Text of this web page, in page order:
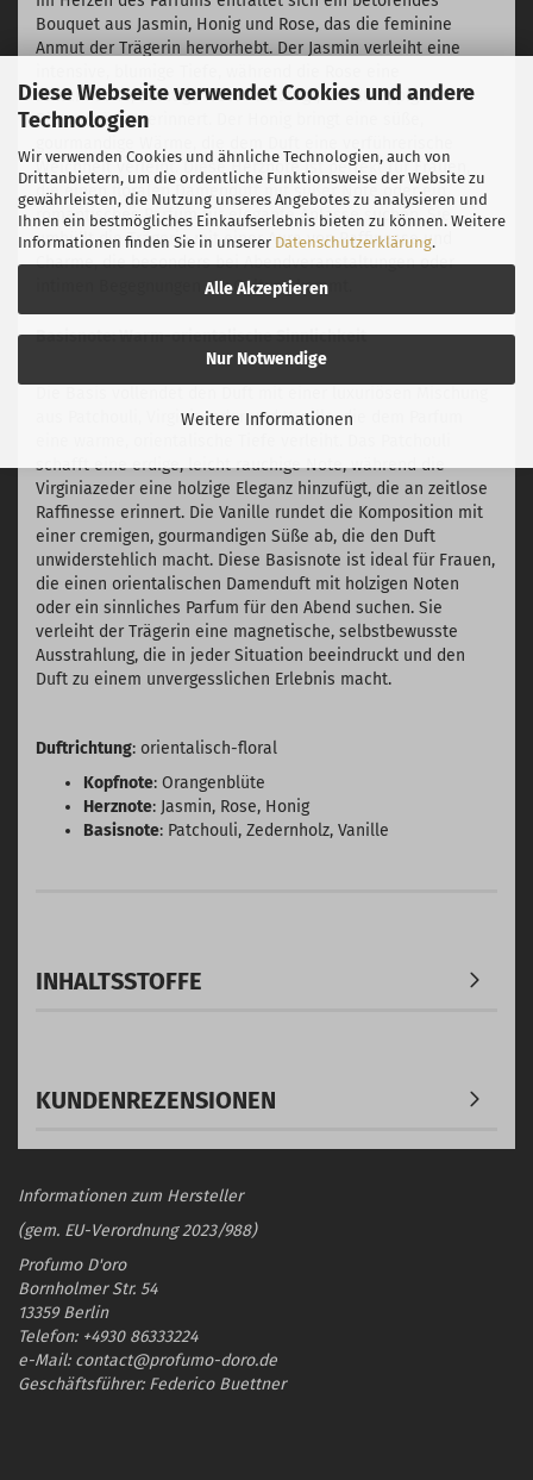
Diese Webseite verwendet Cookies und andere
Technologien
Wir verwenden Cookies und ähnliche Technologien, auch von
Drittanbietern, um die ordentliche Funktionsweise der Website zu
gewährleisten, die Nutzung unseres Angebotes zu analysieren und
Ihnen ein bestmögliches Einkaufserlebnis bieten zu können. Weitere
Informationen finden Sie in unserer Datenschutzerklärung.
Alle Akzeptieren
Nur Notwendige
Weitere Informationen
Bouquet aus Jasmin, Honig und Rose, das die feminine
Anmut der Trägerin hervorhebt. Der Jasmin verleiht eine
romantische, samtige Note hinzufügt, die an üppige
Blumengärten erinnert. Der Honig bringt eine süße,
Weichheit verleiht. Diese Herznote ist perfekt für Frauen,
die einen floralen Damenduft mit süßer Note oder ein
romantisches Parfum für elegante Anlässe suchen. Sie
umhüllt die Trägerin mit einer Aura von Raffinesse und
Charme, die besonders bei Abendveranstaltungen oder
intimen Begegnungen zur Geltung kommt.
Basisnote: Warm-orientalische Sinnlichkeit
aus Patchouli, Virginiazeder und Vanille, die dem Parfum
schafft eine erdige, leicht rauchige Note, während die
Virginiazeder eine holzige Eleganz hinzufügt, die an zeitlose
Raffinesse erinnert. Die Vanille rundet die Komposition mit
einer cremigen, gourmandigen Süße ab, die den Duft
unwiderstehlich macht. Diese Basisnote ist ideal für Frauen,
die einen orientalischen Damenduft mit holzigen Noten
oder ein sinnliches Parfum für den Abend suchen. Sie
verleiht der Trägerin eine magnetische, selbstbewusste
Ausstrahlung, die in jeder Situation beeindruckt und den
Duft zu einem unvergesslichen Erlebnis macht.
Duftrichtung: orientalisch-floral
Kopfnote: Orangenblüte
Herznote: Jasmin, Rose, Honig
Basisnote: Patchouli, Zedernholz, Vanille
INHALTSSTOFFE
KUNDENREZENSIONEN
Informationen zum Hersteller
(gem. EU-Verordnung 2023/988)
Profumo D'oro
Bornholmer Str. 54
13359 Berlin
Telefon: +4930 86333224
e-Mail: contact@profumo-doro.de
Geschäftsführer: Federico Buettner